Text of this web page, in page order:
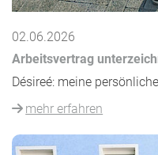
02.06.2026
Arbeitsvertrag
Désireé: meine
mehr erfahren